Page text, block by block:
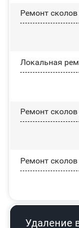
Ремонт сколов
Локальная
Ремонт
Ремонт
Удаление